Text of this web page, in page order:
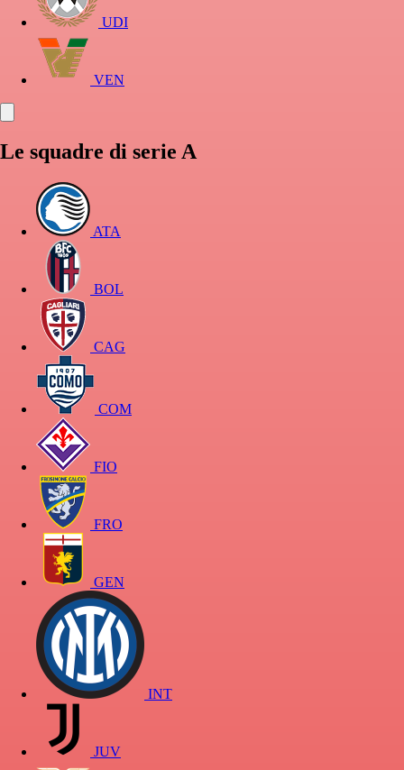
UDI
VEN
Le squadre di serie A
ATA
BOL
CAG
COM
FIO
FRO
GEN
INT
JUV